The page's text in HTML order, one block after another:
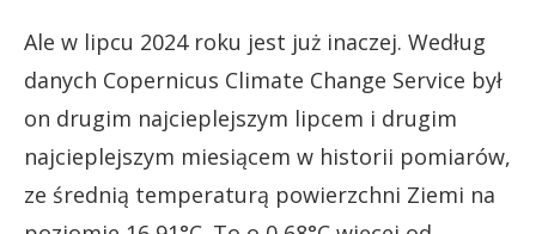
Ale w lipcu 2024 roku jest już inaczej. Według
danych Copernicus Climate Change Service był
on drugim najcieplejszym lipcem i drugim
najcieplejszym miesiącem w historii pomiarów,
ze średnią temperaturą powierzchni Ziemi na